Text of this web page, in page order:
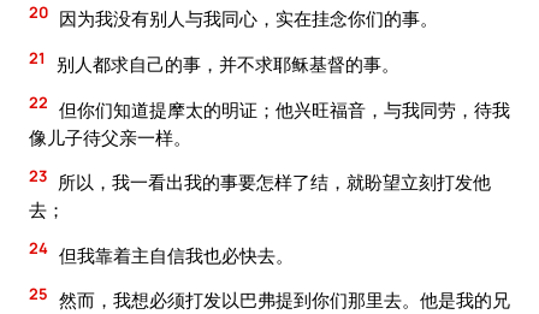
20 因为我没有别人与我同心，实在挂念你们的事。
21 别人都求自己的事，并不求耶稣基督的事。
22 但你们知道提摩太的明证；他兴旺福音，与我同劳，待我
像儿子待父亲一样。
23 所以，我一看出我的事要怎样了结，就盼望立刻打发他
去；
24 但我靠着主自信我也必快去。
25 然而，我想必须打发以巴弗提到你们那里去。他是我的兄